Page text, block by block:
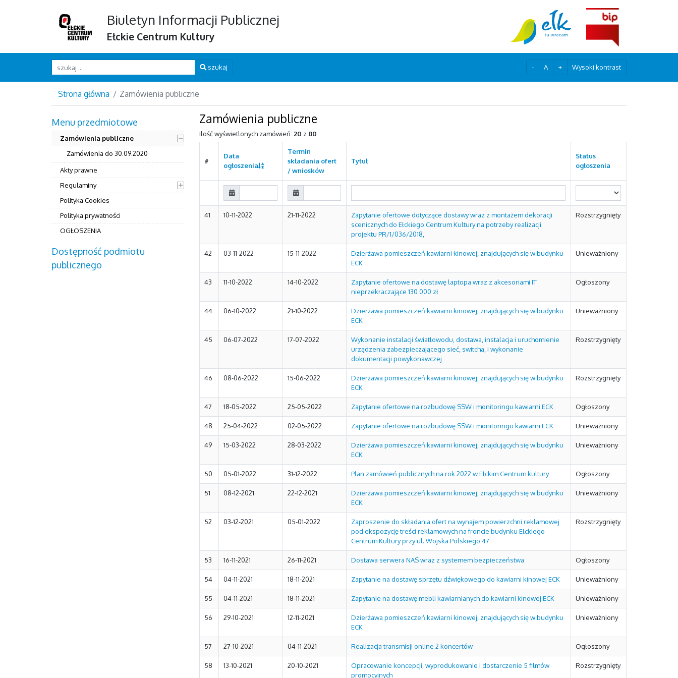
Biuletyn Informacji Publicznej
Ełckie Centrum Kultury
Wpisz szukaną frazę szukaj - A + Wysoki kontrast
Strona główna Zamówienia publiczne
Menu przedmiotowe
Zamówienia publiczne
Zamówienia do 30.09.2020
Akty prawne
Regulaminy
Polityka Cookies
Polityka prywatności
OGŁOSZENIA
Dostępność podmiotu
publicznego
Zamówienia publiczne
Ilość wyświetlonych zamówień: 20 z 80
#
Data
ogłoszenia
Termin
składania ofert
/ wniosków
Tytuł
Status
ogłoszenia
41 10-11-2022 21-11-2022
Zapytanie ofertowe dotyczące dostawy wraz z montażem dekoracji
scenicznych do Ełckiego Centrum Kultury na potrzeby realizacji
projektu PR/1/036/2018,
Rozstrzygnięty
42 03-11-2022 15-11-2022
Dzierżawa pomieszczeń kawiarni kinowej, znajdujących się w budynku
ECK
Unieważniony
43 11-10-2022 14-10-2022
Zapytanie ofertowe na dostawę laptopa wraz z akcesoriami IT
nieprzekraczające 130 000 zł
Ogłoszony
44 06-10-2022 21-10-2022
Dzierżawa pomieszczeń kawiarni kinowej, znajdujących się w budynku
ECK
Unieważniony
45 06-07-2022 17-07-2022
Wykonanie instalacji światłowodu, dostawa, instalacja i uruchomienie
urządzenia zabezpieczającego sieć, switcha, i wykonanie
dokumentacji powykonawczej
Rozstrzygnięty
46 08-06-2022 15-06-2022
Dzierżawa pomieszczeń kawiarni kinowej, znajdujących się w budynku
ECK
Rozstrzygnięty
47 18-05-2022 25-05-2022 Zapytanie ofertowe na rozbudowę SSW i monitoringu kawiarni ECK Ogłoszony
48 25-04-2022 02-05-2022 Zapytanie ofertowe na rozbudowę SSW i monitoringu kawiarni ECK Unieważniony
49 15-03-2022 28-03-2022
Dzierżawa pomieszczeń kawiarni kinowej, znajdujących się w budynku
ECK
Unieważniony
50 05-01-2022 31-12-2022 Plan zamówień publicznych na rok 2022 w Ełckim Centrum kultury Ogłoszony
51 08-12-2021 22-12-2021
Dzierżawa pomieszczeń kawiarni kinowej, znajdujących się w budynku
ECK
Unieważniony
52 03-12-2021 05-01-2022
Zaproszenie do składania ofert na wynajem powierzchni reklamowej
pod ekspozycję treści reklamowych na froncie budynku Ełckiego
Centrum Kultury przy ul. Wojska Polskiego 47
Rozstrzygnięty
53 16-11-2021 26-11-2021 Dostawa serwera NAS wraz z systemem bezpieczeństwa Ogłoszony
54 04-11-2021 18-11-2021 Zapytanie na dostawę sprzętu dźwiękowego do kawiarni kinowej ECK Unieważniony
55 04-11-2021 18-11-2021 Zapytanie na dostawę mebli kawiarnianych do kawiarni kinowej ECK Unieważniony
56 29-10-2021 12-11-2021
Dzierżawa pomieszczeń kawiarni kinowej, znajdujących się w budynku
ECK
Unieważniony
57 27-10-2021 04-11-2021 Realizacja transmisji online 2 koncertów Ogłoszony
58 13-10-2021 20-10-2021
Opracowanie koncepcji, wyprodukowanie i dostarczenie 5 filmów
promocyjnych
Rozstrzygnięty